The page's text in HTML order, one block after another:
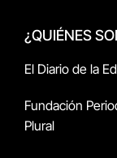
¿QUIÉNES
El Diario de la
Fundación
Plural